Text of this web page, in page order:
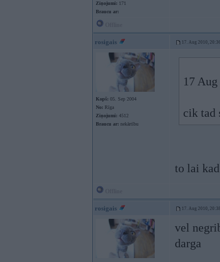
Ziņojumi: 171
Braucu ar:
rosigais 17. Aug 2010,
Kopš: 05. Sep 2004
No: Rīga
Ziņojumi: 4512
Braucu ar: nekārtību
17
cik tad
to lai
rosigais 17. Aug 2010,
vel
darga